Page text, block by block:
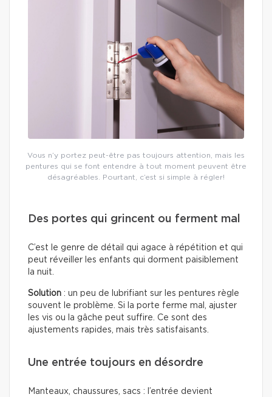
Vous n’y portez peut-être pas toujours attention, mais les
pentures qui se font entendre à tout moment peuvent être
désagréables. Pourtant, c’est si simple à régler!
Des portes qui grincent ou ferment mal
C’est le genre de détail qui agace à répétition et qui
peut réveiller les enfants qui dorment paisiblement
la nuit.
Solution : un peu de lubrifiant sur les pentures règle
souvent le problème. Si la porte ferme mal, ajuster
les vis ou la gâche peut suffire. Ce sont des
ajustements rapides, mais très satisfaisants.
Une entrée toujours en désordre
Manteaux, chaussures, sacs : l’entrée devient